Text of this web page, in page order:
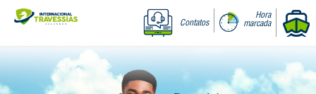
Contatos
Hora
marcada